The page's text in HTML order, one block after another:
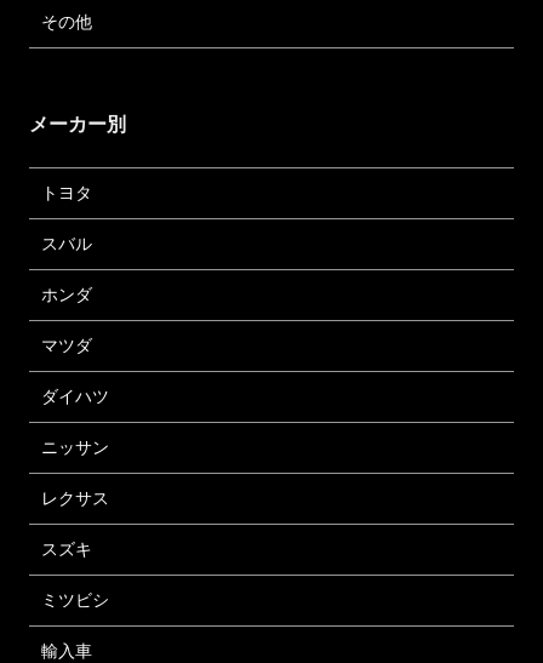
その他
メーカー別
トヨタ
スバル
ホンダ
マツダ
ダイハツ
ニッサン
レクサス
スズキ
ミツビシ
輸入車